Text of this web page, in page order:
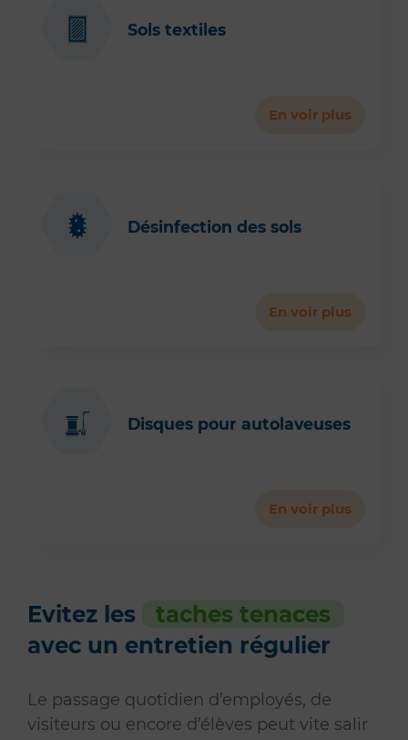
Sols textiles
En voir plus
Désinfection des sols
En voir plus
Disques pour autolaveuses
En voir plus
Evitez les
taches tenaces
avec un entretien régulier
Le passage quotidien d’employés, de
visiteurs ou encore d’élèves peut vite salir